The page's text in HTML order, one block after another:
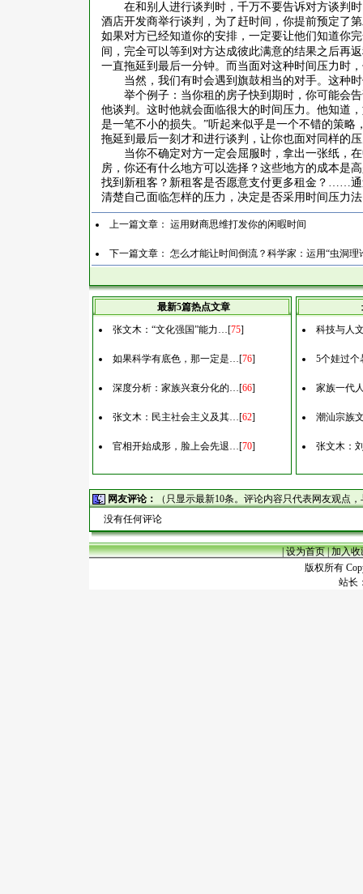
在和别人进行谈判时，千万不要告诉对方谈判
酒店开发商举行谈判，为了赶时间，你提前预定了
如果对方已经知道你的安排，一定要让他们知道你
间，完全可以等到对方达成彼此满意的结果之后再
一直拖延到最后一分钟。而当面对这种时间压力时
当然，我们有时会遇到旗鼓相当的对手。这种
举个例子：当你租的房子快到期时，你可能会
他谈判。这时他就会面临很大的时间压力。他知道
是一笔不小的损失。”听起来似乎是一个不错的策
拖延到最后一刻才和进行谈判，让你也面对同样的
当你不确定对方一定会屈服时，拿出一张纸，
房，你还有什么地方可以选择？这些地方的成本是
找到新租客？新租客是否愿意支付更多租金？ ……
清楚自己面临怎样的压力，决定是否采用时间压力
上一篇文章： 运用财商思维打发你的闲暇时间
下一篇文章： 怎么才能让时间倒流？科学家：运用“虫洞理
最新5篇热点文章
张文木：“文化强国”能力…[75]
如果科学有底色，那一定是…[76]
深度分析：家族兴衰分化的…[66]
张文木：民主社会主义及其…[62]
官相开始成形，脸上会先退…[70]
科技与人
5个娃过
家族一代
潮汕宗族
张文木：
网友评论：
（只显示最新10条。评论内容只代表网友观点
没有任何评论
|设为首页|加入收
版权所有
站长